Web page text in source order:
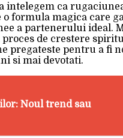
intelegem ca
o formula magica care
a partenerului ideal.
de crestere
pregateste pentru a fi
si mai devotati.
Noul trend sau